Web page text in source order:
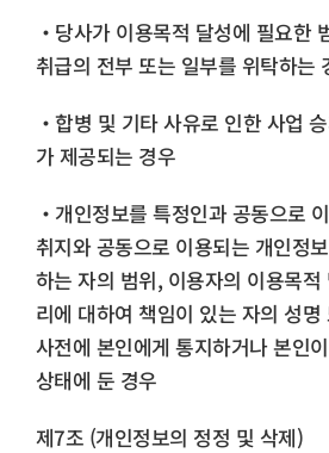
・당사가 이용목적 달성에 필요한
취급의 전부 또는 일부를 위탁하는
・합병 및 기타 사유로 인한 사업
가 제공되는 경우
・개인정보를 특정인과 공동으로
취지와 공동으로 이용되는 개인정
하는 자의 범위, 이용자의 이용목
리에 대하여 책임이 있는 자의 성
사전에 본인에게 통지하거나 본인
상태에 둔 경우
제7조 (개인정보의 정정 및 삭제)